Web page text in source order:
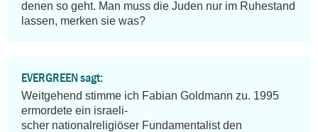
denen so geht. Man muss die Juden nur im Ruhestand
lassen, merken sie was?
EVERGREEN sagt:
Weitgehend stimme ich Fabian Goldmann zu. 1995
ermordete ein israeli-
scher nationalreligiöser Fundamentalist den